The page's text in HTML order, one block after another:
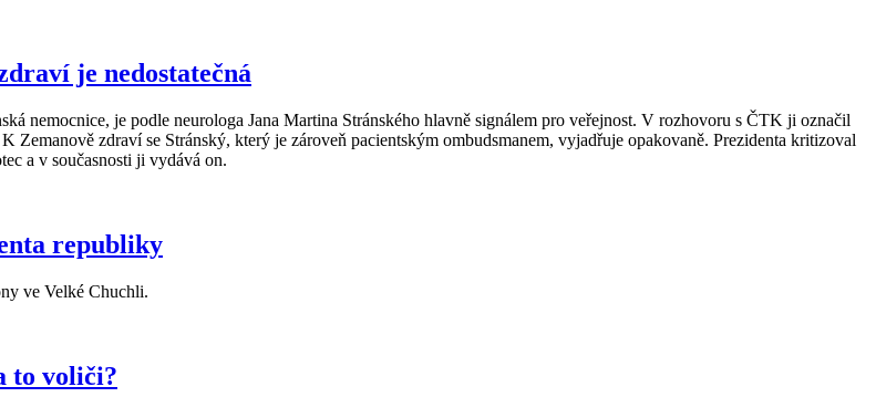
je nedostatečná
nemocnice, je podle neurologa Jana Martina Stránského hlavně signálem pro veřejnost. V rozhovoru s ČTK ji označil
zdraví se Stránský, který je zároveň pacientským ombudsmanem, vyjadřuje opakovaně. Prezidenta kritizoval
a v současnosti ji vydává on.
republiky
ve Velké Chuchli.
to voliči?